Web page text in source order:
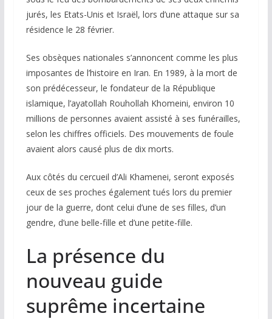
jurés, les Etats-Unis et Israël, lors d’une attaque sur sa
résidence le 28 février.
Ses obsèques nationales s’annoncent comme les plus
imposantes de l’histoire en Iran. En 1989, à la mort de
son prédécesseur, le fondateur de la République
islamique, l’ayatollah Rouhollah Khomeini, environ 10
millions de personnes avaient assisté à ses funérailles,
selon les chiffres officiels. Des mouvements de foule
avaient alors causé plus de dix morts.
Aux côtés du cercueil d’Ali Khamenei, seront exposés
ceux de ses proches également tués lors du premier
jour de la guerre, dont celui d’une de ses filles, d’un
gendre, d’une belle-fille et d’une petite-fille.
La présence du
nouveau guide
suprême incertaine